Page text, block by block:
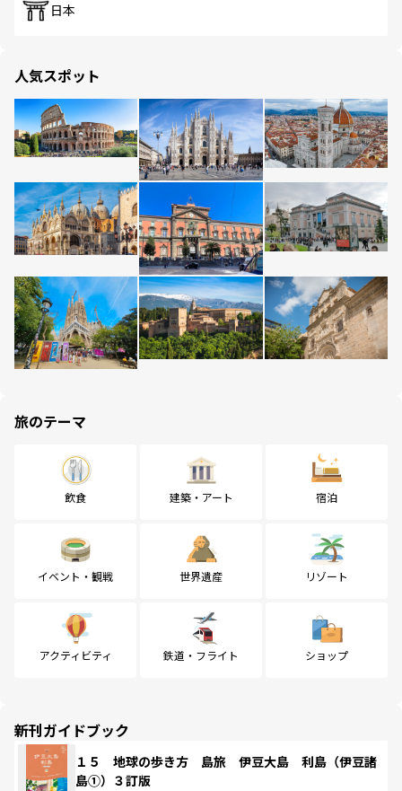
日本
人気スポット
旅のテーマ
飲食 建築・アート 宿泊
イベント・観戦 世界遺産 リゾート
アクティビティ 鉄道・フライト ショップ
新刊ガイドブック
１５ 地球の歩き方 島旅 伊豆大島 利島（伊豆諸
島①）３訂版